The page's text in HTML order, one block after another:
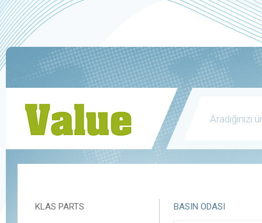
KLAS PARTS BASIN ODASI